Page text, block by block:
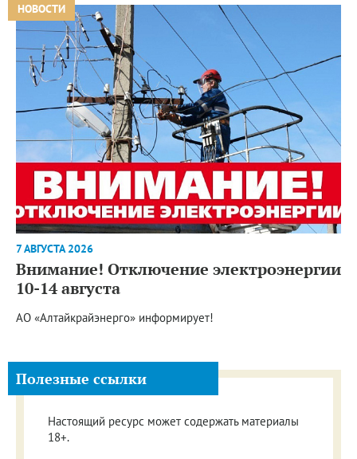
НОВОСТИ
7 АВГУСТА 2026
Внимание! Отключение электроэнергии
10-14 августа
АО «Алтайкрайэнерго» информирует!
Полезные ссылки
Настоящий ресурс может содержать материалы
18+.